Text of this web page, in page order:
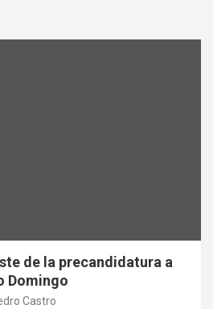
de la precandidatura a
Domingo
Castro